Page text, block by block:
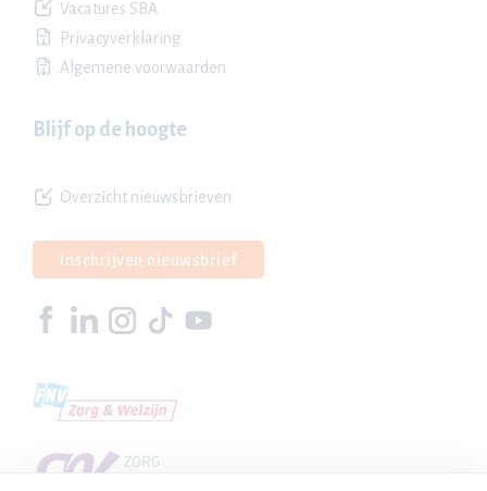
Vacatures SBA
Privacyverklaring
Algemene voorwaarden
Blijf op de hoogte
Overzicht nieuwsbrieven
Inschrijven nieuwsbrief